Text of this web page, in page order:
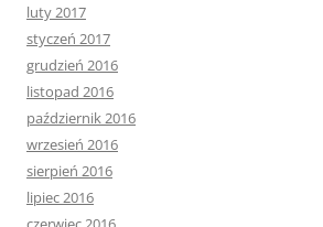
luty 2017
styczeń 2017
grudzień 2016
listopad 2016
październik 2016
wrzesień 2016
sierpień 2016
lipiec 2016